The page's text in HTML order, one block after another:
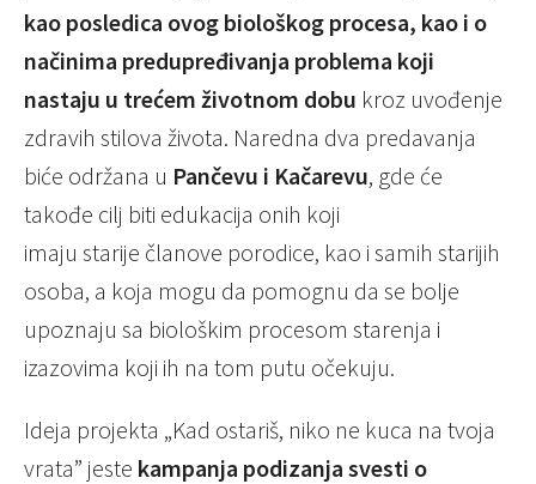
kao posledica ovog biološkog procesa, kao i o
načinima predupređivanja problema koji
nastaju u trećem životnom dobu kroz uvođenje
zdravih stilova života. Naredna dva predavanja
biće održana u Pančevu i Kačarevu, gde će
takođe cilj biti edukacija onih koji
imaju starije članove porodice, kao i samih starijih
osoba, a koja mogu da pomognu da se bolje
upoznaju sa biološkim procesom starenja i
izazovima koji ih na tom putu očekuju.
Ideja projekta „Kad ostariš, niko ne kuca na tvoja
vrata” jeste kampanja podizanja svesti o